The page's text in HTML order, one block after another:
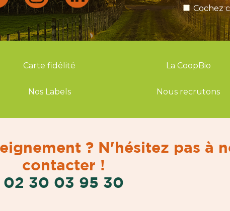
Cochez
Carte fidélité La CoopBio
Nos Labels Nous recrutons
? N'hésitez pas à
contacter !
02 30 03 95 30